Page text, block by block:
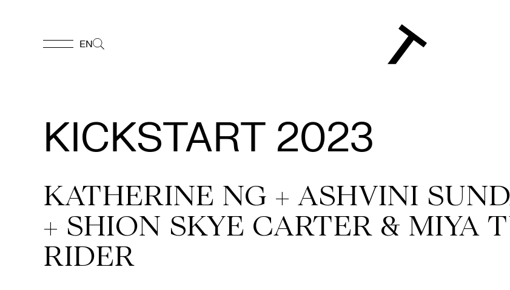
Appuyez-
nous
Programmation
Billetterie
EN
KICKSTART 2023
KATHERINE NG + ASHVINI
+ SHION SKYE CARTER & MIYA
RIDER